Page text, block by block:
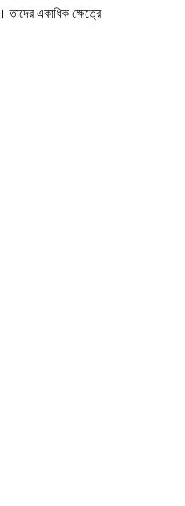
তাদের একাধিক ক্ষেত্রে